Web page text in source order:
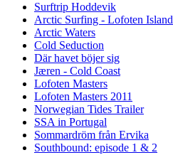
Surftrip Hoddevik
Arctic Surfing - Lofoten Island
Arctic Waters
Cold Seduction
Där havet böjer sig
Jæren - Cold Coast
Lofoten Masters
Lofoten Masters 2011
Norwegian Tides Trailer
SSA in Portugal
Sommardröm från Ervika
Southbound: episode 1 & 2